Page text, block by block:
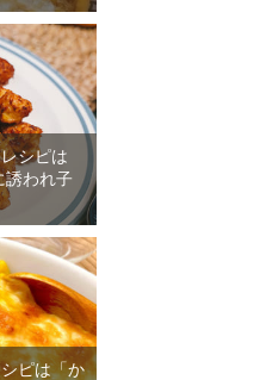
シピは
誘われ子
ピは「か